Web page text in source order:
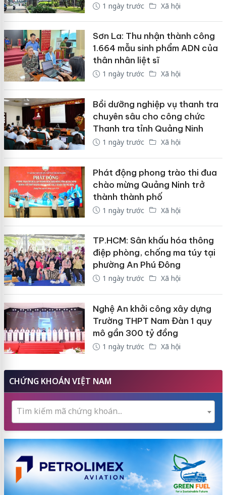
1 ngày trước Xã hội
Sơn La: Thu nhận thành công
1.664 mẫu sinh phẩm ADN của
thân nhân liệt sĩ
1 ngày trước Xã hội
Bồi dưỡng nghiệp vụ thanh tra
chuyên sâu cho công chức
Thanh tra tỉnh Quảng Ninh
1 ngày trước Xã hội
Phát động phong trào thi đua
chào mừng Quảng Ninh trở
thành thành phố
1 ngày trước Xã hội
TP.HCM: Sân khấu hóa thông
điệp phòng, chống ma túy tại
phường An Phú Đông
1 ngày trước Xã hội
Nghệ An khởi công xây dựng
Trường THPT Nam Đàn 1 quy
mô gần 300 tỷ đồng
1 ngày trước Xã hội
CHỨNG KHOÁN VIỆT NAM
Tìm kiếm mã chứng khoán...